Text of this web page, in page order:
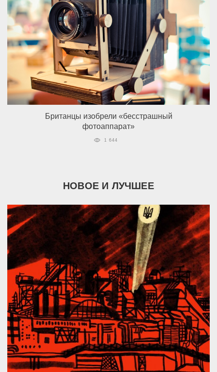
Британцы изобрели «бесстрашный
фотоаппарат»
1 644
НОВОЕ И ЛУЧШЕЕ